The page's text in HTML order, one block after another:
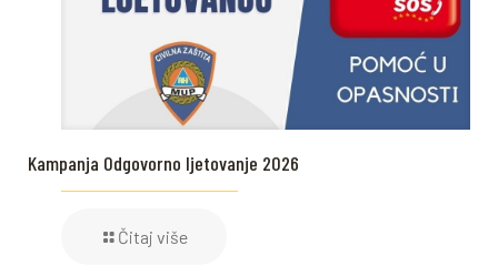
Kampanja Odgovorno ljetovanje 2026
Čitaj više